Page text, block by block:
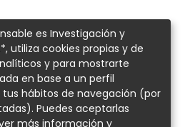
es Investigación y
utiliza cookies propias y de
y para mostrarte
en base a un perfil
hábitos de navegación (por
Puedes aceptarlas
más información y